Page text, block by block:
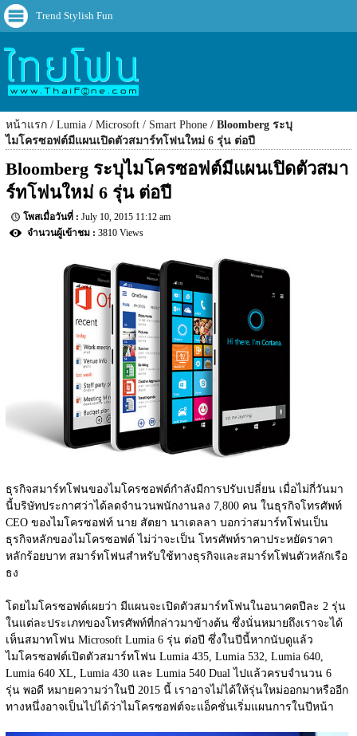
Trend Stylish Fun
หน้าแรก Lumia Microsoft Smart Phone
Bloomberg ระบุ
ไมโครซอฟต์มีแผนเปิดตัวสมาร์ทโฟนใหม่ 6 รุ่น ต่อปี
Bloomberg ระบุไมโครซอฟต์มีแผนเปิดตัวสมา
ร์ทโฟนใหม่ 6 รุ่น ต่อปี
July 10, 2015 11:12 am
3810 Views
ธุรกิจสมาร์ทโฟนของไมโครซอฟต์กำลังมีการปรับเปลี่ยน เมื่อไม่กี่วันมา
นี้บริษัทประกาศว่าได้ลดจำนวนพนักงานลง 7,800 คน ในธุรกิจโทรศัพท์
CEO ของไมโครซอฟท์ นาย สัตยา นาเดลลา บอกว่าสมาร์ทโฟนเป็น
ธุรกิจหลักของไมโครซอฟต์ ไม่ว่าจะเป็น โทรศัพท์ราคาประหยัดราคา
หลักร้อยบาท สมาร์ทโฟนสำหรับใช้ทางธุรกิจและสมาร์ทโฟนตัวหลักเรือ
ธง
โดยไมโครซอฟต์เผยว่า มีแผนจะเปิดตัวสมาร์ทโฟนในอนาคตปีละ 2 รุ่น
ในแต่ละประเภทของโทรศัพท์ที่กล่าวมาข้างต้น ซึ่งนั่นหมายถึงเราจะได้
เห็นสมาทโฟน Microsoft Lumia 6 รุ่น ต่อปี ซึ่งในปีนี้หากนับดูแล้ว
ไมโครซอฟต์เปิดตัวสมาร์ทโฟน Lumia 435, Lumia 532, Lumia 640,
Lumia 640 XL, Lumia 430 และ Lumia 540 Dual ไปแล้วครบจำนวน 6
รุ่น พอดี หมายความว่าในปี 2015 นี้ เราอาจไม่ได้ให้รุ่นใหม่ออกมาหรืออีก
ทางหนึ่งอาจเป็นไปได้ว่าไมโครซอฟต์จะแอ็คชั่นเริ่มแผนการในปีหน้า